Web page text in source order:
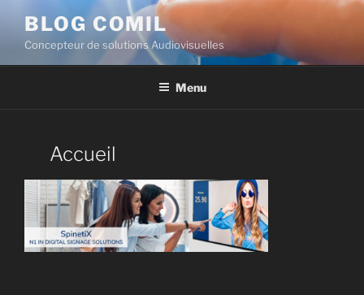
BLOG COMIL
Concepteur de solutions Audiovisuelles
Menu
Accueil